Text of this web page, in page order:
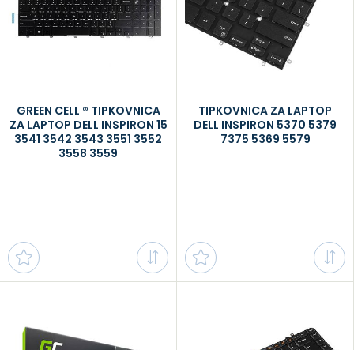
GREEN CELL ® TIPKOVNICA
ZA LAPTOP DELL INSPIRON 15
3541 3542 3543 3551 3552
3558 3559
TIPKOVNICA ZA LAPTOP
DELL INSPIRON 5370 5379
7375 5369 5579